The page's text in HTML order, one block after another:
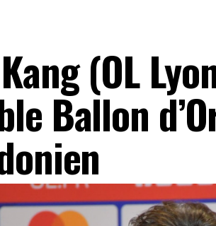
(OL
Ballon